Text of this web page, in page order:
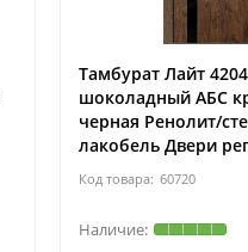
Тамбурат Лайт
шоколадный АБС
черная Ренолит/
лакобель Двери
60720